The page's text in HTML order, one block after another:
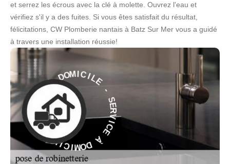
et serrez les écrous avec la clé à molette. Ouvrez l'eau et
vérifiez s'il y a des fuites. Si vous êtes satisfait du résultat,
félicitations, CW Plomberie nantais à Batz Sur Mer vous a guidé
à travers une installation réussie!
S
E
R
V
I
E
DOMICILE -
S ER
V
I
C
E
À
D
O
M
I
C
I
L
E
-